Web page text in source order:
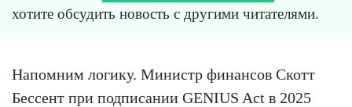
хотите обсудить новость с другими читателями.
Напомним логику. Министр финансов Скотт
Бессент при подписании GENIUS Act в 2025